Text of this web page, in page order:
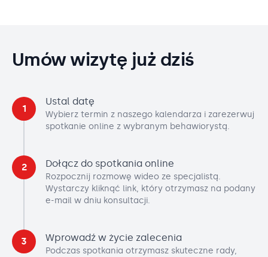
Umów wizytę już dziś
1
Ustal datę
Wybierz termin z naszego kalendarza i zarezerwuj
spotkanie online z wybranym behawiorystą.
2 Dołącz do spotkania online
Rozpocznij rozmowę wideo ze specjalistą.
Wystarczy kliknąć link, który otrzymasz na podany
e-mail w dniu konsultacji.
3 Wprowadź w życie zalecenia
Podczas spotkania otrzymasz skuteczne rady,